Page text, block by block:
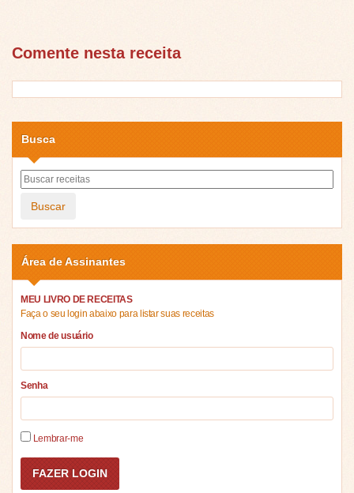
Comente nesta receita
Busca
Buscar
Área de Assinantes
MEU LIVRO DE RECEITAS
Faça o seu login abaixo para listar suas receitas
Nome de usuário
Senha
Lembrar-me